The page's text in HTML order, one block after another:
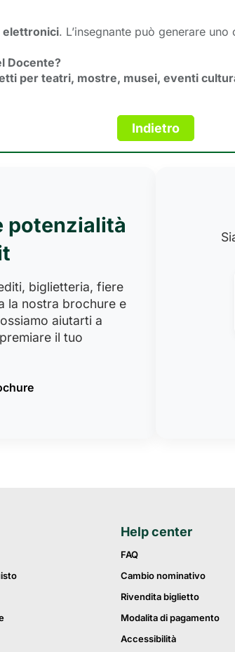
elettronici. L’insegnante può generare
Docente?
per teatri, mostre, musei, eventi
potenzialità
biglietteria, fiere
la nostra brochure e
aiutarti a
il tuo
Help center
FAQ
Cambio nominativo
Rivendita biglietto
Modalita di pagamento
Accessibilità